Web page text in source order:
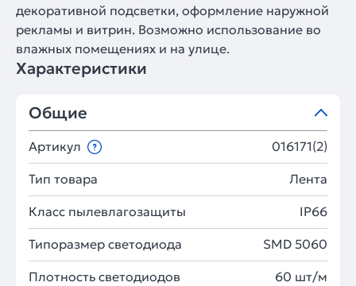
декоративной подсветки, оформление наружной
рекламы и витрин. Возможно использование во
влажных помещениях и на улице.
Характеристики
Общие
Артикул 016171(2)
Тип товара Лента
Класс пылевлагозащиты IP66
Типоразмер светодиода SMD 5060
Плотность светодиодов 60 шт/м